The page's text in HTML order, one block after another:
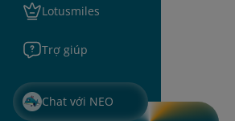
Lotusmiles
Trợ giúp
Chat với NEO